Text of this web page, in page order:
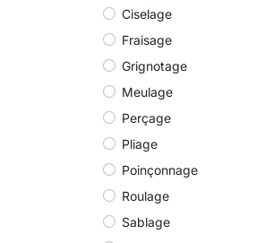
Ciselage
Fraisage
Grignotage
Meulage
Perçage
Pliage
Poinçonnage
Roulage
Sablage